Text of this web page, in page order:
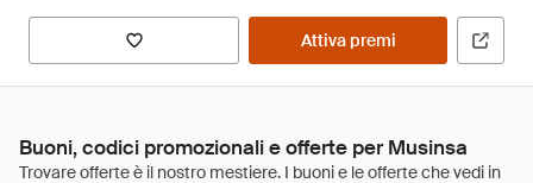
Attiva premi
Buoni, codici promozionali e offerte per Musinsa